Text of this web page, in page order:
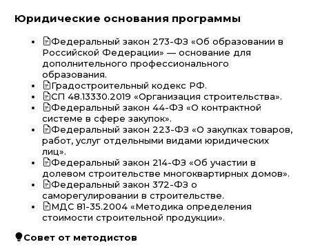
Юридические основания программы
Федеральный закон 273-ФЗ «Об образовании в
Российской Федерации» — основание для
дополнительного профессионального
образования.
Градостроительный кодекс РФ.
СП 48.13330.2019 «Организация строительства».
Федеральный закон 44-ФЗ «О контрактной
системе в сфере закупок».
Федеральный закон 223-ФЗ «О закупках товаров,
работ, услуг отдельными видами юридических
лиц».
Федеральный закон 214-ФЗ «Об участии в
долевом строительстве многоквартирных домов».
Федеральный закон 372-ФЗ о
саморегулировании в строительстве.
МДС 81-35.2004 «Методика определения
стоимости строительной продукции».
Совет от методистов